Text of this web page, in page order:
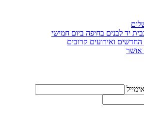
יד לבנים בחיפה ביום חמישי
ואירועים קרובים
אושר